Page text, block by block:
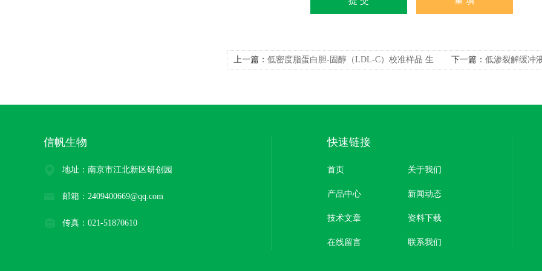
上一篇： 低密度脂蛋白胆-固醇（LDL-C）校准样品 生
下一篇： 低渗裂解缓冲
信帆生物
地址：南京市江北新区研创园
邮箱：2409400669@qq.com
传真：021-51870610
快速链接
首页 关于我们
产品中心 新闻动态
技术文章 资料下载
在线留言 联系我们